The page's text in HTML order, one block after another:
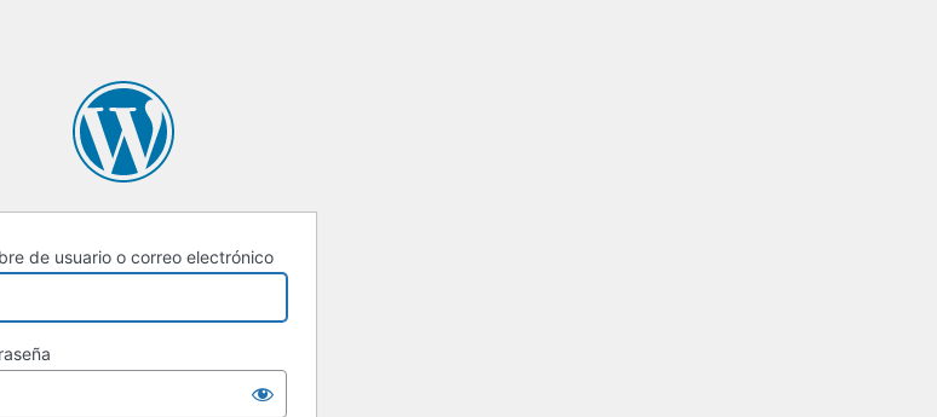
de usuario o correo electrónico